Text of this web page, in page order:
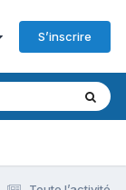
S’inscrire